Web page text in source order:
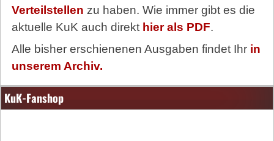
Verteilstellen zu haben. Wie immer gibt es die
aktuelle KuK auch direkt hier als PDF.
Alle bisher erschienenen Ausgaben findet Ihr in
unserem Archiv.
KuK-Fanshop